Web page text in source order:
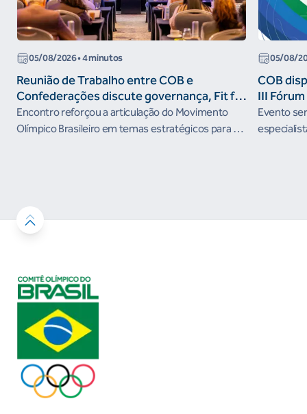
05/08/2026• 4 minutos
Reunião de Trabalho entre COB e
Confederações discute governança, Fit for
the Future e presença do Brasil em
organismos internacionais
Encontro reforçou a articulação do Movimento
Olímpico Brasileiro em temas estratégicos para os
05/08/
COB
III
Evento